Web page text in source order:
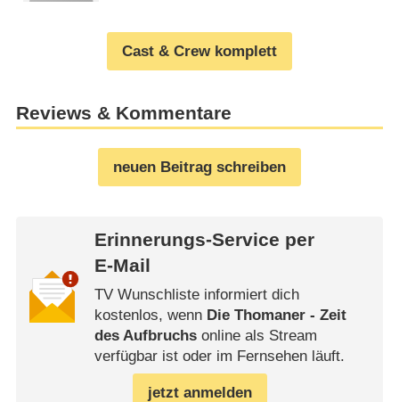
Cast & Crew komplett
Reviews & Kommentare
neuen Beitrag schreiben
Erinnerungs-Service per
E-Mail
TV Wunschliste informiert dich
kostenlos, wenn Die Thomaner - Zeit
des Aufbruchsonline als Stream
verfügbar ist oder im Fernsehen läuft.
jetzt anmelden